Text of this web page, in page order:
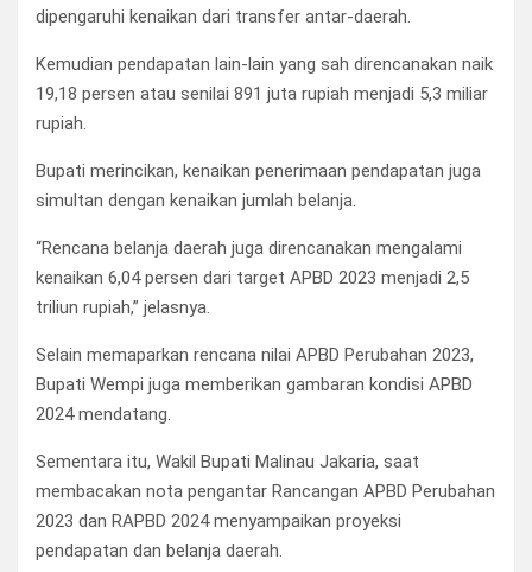
dipengaruhi kenaikan dari transfer antar-daerah.
Kemudian pendapatan lain-lain yang sah direncanakan naik
19,18 persen atau senilai 891 juta rupiah menjadi 5,3 miliar
rupiah.
Bupati merincikan, kenaikan penerimaan pendapatan juga
simultan dengan kenaikan jumlah belanja.
“Rencana belanja daerah juga direncanakan mengalami
kenaikan 6,04 persen dari target APBD 2023 menjadi 2,5
triliun rupiah,” jelasnya.
Selain memaparkan rencana nilai APBD Perubahan 2023,
Bupati Wempi juga memberikan gambaran kondisi APBD
2024 mendatang.
Sementara itu, Wakil Bupati Malinau Jakaria, saat
membacakan nota pengantar Rancangan APBD Perubahan
2023 dan RAPBD 2024 menyampaikan proyeksi
pendapatan dan belanja daerah.